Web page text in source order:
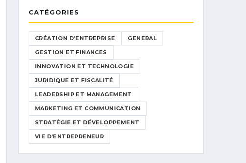
CATÉGORIES
CRÉATION D’ENTREPRISE GENERAL
GESTION ET FINANCES
INNOVATION ET TECHNOLOGIE
JURIDIQUE ET FISCALITÉ
LEADERSHIP ET MANAGEMENT
MARKETING ET COMMUNICATION
STRATÉGIE ET DÉVELOPPEMENT
VIE D’ENTREPRENEUR